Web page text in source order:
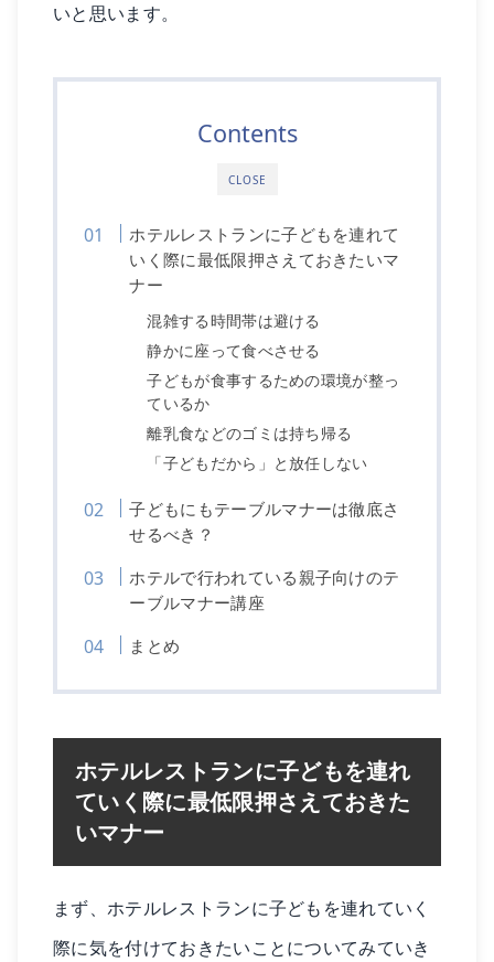
いと思います。
CLOSE
Contents
ホテルレストランに子どもを連れて
いく際に最低限押さえておきたいマ
ナー
混雑する時間帯は避ける
静かに座って食べさせる
子どもが食事するための環境が整っ
ているか
離乳食などのゴミは持ち帰る
「子どもだから」と放任しない
子どもにもテーブルマナーは徹底さ
せるべき？
ホテルで行われている親子向けのテ
ーブルマナー講座
まとめ
ホテルレストランに子どもを連れ
ていく際に最低限押さえておきた
いマナー
まず、ホテルレストランに子どもを連れていく
際に気を付けておきたいことについてみていき